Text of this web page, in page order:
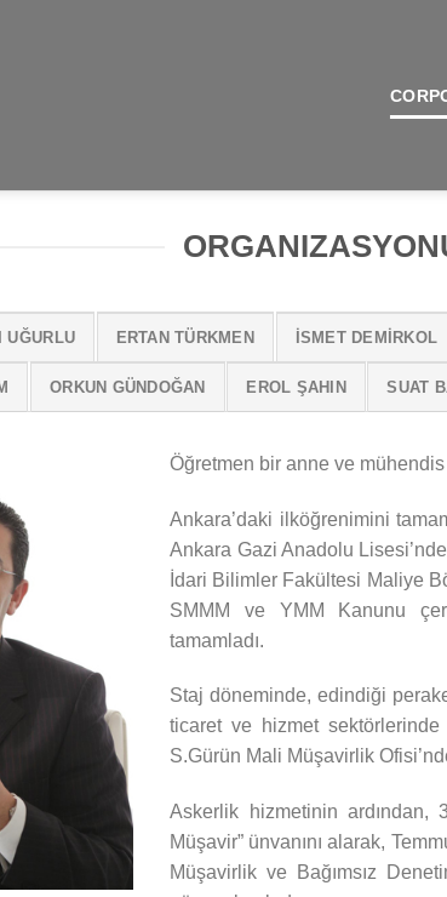
UĞURLU ERTAN TÜRKMEN İSMET DEMİRKOL
ORKUN GÜNDOĞAN EROL ŞAHIN SUAT
Öğretmen bir anne ve mühendis
Ankara’daki ilköğrenimini
Ankara Gazi Anadolu
İdari Bilimler Fakültesi Maliye
SMMM ve YMM Kanunu
tamamladı.
Staj döneminde, edindiği
ticaret ve hizmet
S.Gürün Mali Müşavirlik
Askerlik hizmetinin ardından,
Müşavir” ünvanını alarak,
Müşavirlik ve Bağımsız